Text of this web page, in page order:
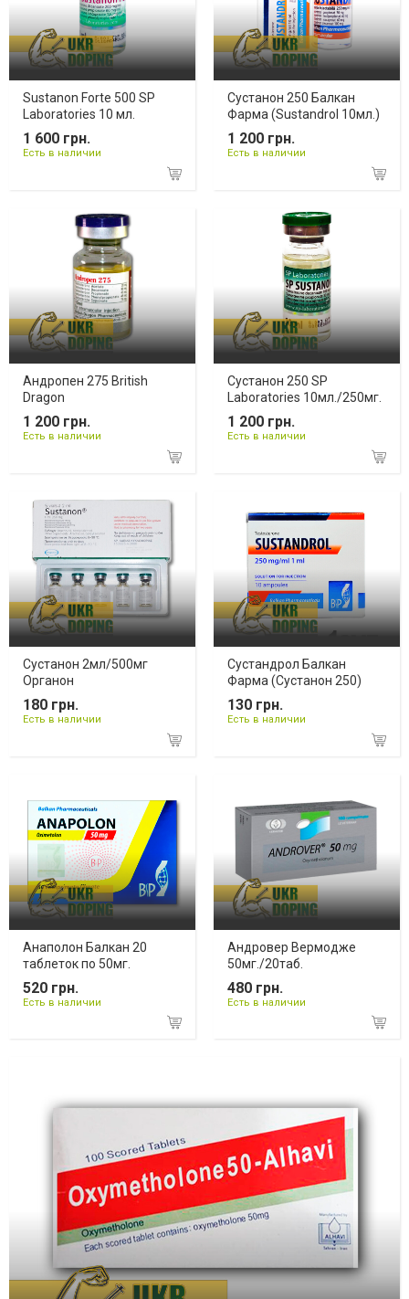
Sustanon Forte 500 SP
Laboratories 10 мл.
1 600 грн.
Есть в наличии
Сустанон 250 Балкан
Фарма (Sustandrol 10мл.)
1 200 грн.
Есть в наличии
Андропен 275 British
Dragon
1 200 грн.
Есть в наличии
Сустанон 250 SP
Laboratories 10мл./250мг.
1 200 грн.
Есть в наличии
Сустанон 2мл/500мг
Органон
180 грн.
Есть в наличии
Сустандрол Балкан
Фарма (Сустанон 250)
130 грн.
Есть в наличии
Анаполон Балкан 20
таблеток по 50мг.
520 грн.
Есть в наличии
Андровер Вермодже
50мг./20таб.
480 грн.
Есть в наличии